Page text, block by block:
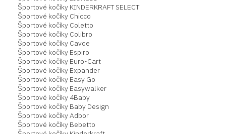
Športové kočíky KINDERKRAFT SELECT
Športové kočíky Chicco
Športové kočíky Coletto
Športové kočíky Colibro
Športové kočíky Cavoe
Športové kočíky Espiro
Športové kočíky Euro-Cart
Športové kočíky Expander
Športové kočíky Easy Go
Športové kočíky Easywalker
Športové kočíky 4Baby
Športové kočíky Baby Design
Športové kočíky Adbor
Športové kočíky Bebetto